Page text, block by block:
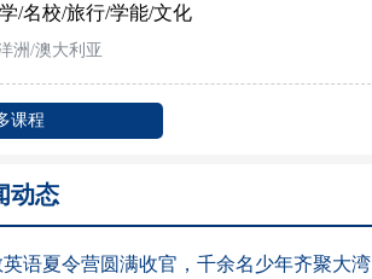
/名校/旅行/学能/文化
洲/澳大利亚
课程
动态
英语夏令营圆满收官，千余名少年齐聚大湾